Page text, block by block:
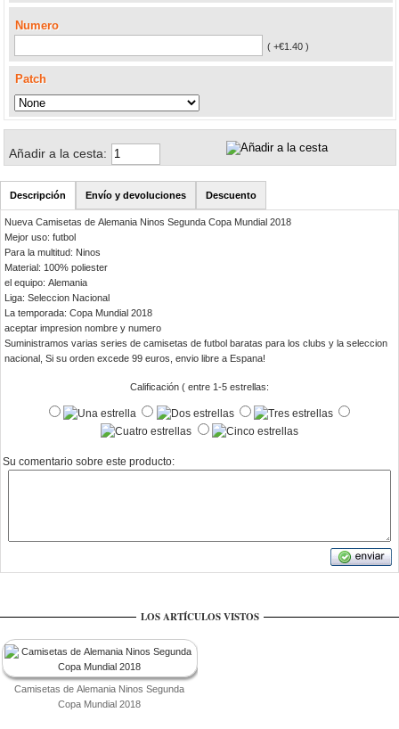
Numero
( +€1.40 )
Patch
Añadir a la cesta:
Descripción Envío y devoluciones Descuento
Nueva Camisetas de Alemania Ninos Segunda Copa Mundial 2018
Mejor uso: futbol
Para la multitud: Ninos
Material: 100% poliester
el equipo: Alemania
Liga: Seleccion Nacional
La temporada: Copa Mundial 2018
aceptar impresion nombre y numero
Suministramos varias series de camisetas de futbol baratas para los clubs y la seleccion
nacional, Si su orden excede 99 euros, envio libre a Espana!
Calificación ( entre 1-5 estrellas:
Su comentario sobre este producto:
LOS ARTÍCULOS VISTOS
Camisetas de Alemania Ninos Segunda
Copa Mundial 2018